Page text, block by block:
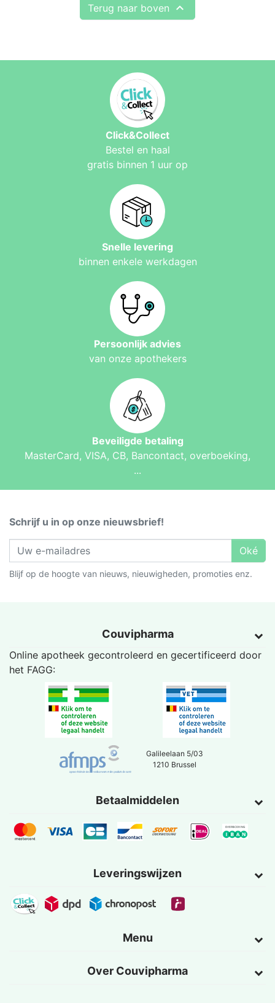
Terug naar boven 
Click&Collect
Bestel en haal
gratis binnen 1 uur op
Snelle levering
binnen enkele werkdagen
Persoonlijk advies
van onze apothekers
Beveiligde betaling
MasterCard, VISA, CB, Bancontact, overboeking,
...
Schrijf u in op onze nieuwsbrief!
Oké
Blijf op de hoogte van nieuws, nieuwigheden, promoties enz.
Couvipharma
Online apotheek gecontroleerd en gecertificeerd door
het FAGG:
Galileelaan 5/03
1210 Brussel
Betaalmiddelen
Leveringswijzen
Menu
Over Couvipharma